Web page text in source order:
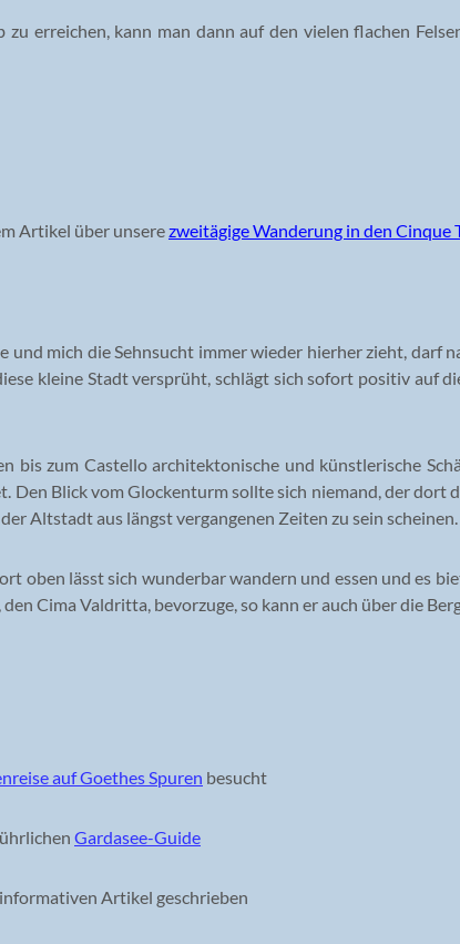
erreichen, kann man dann auf den vielen flachen
Artikel über unserezweitägige Wanderung in den Cinque
und mich die Sehnsucht immer wieder hierher zieht, darf
kleine Stadt versprüht, schlägt sich sofort positiv
bis zum Castello architektonische und künstlerische
Blick vom Glockenturm sollte sich niemand, der dort
Altstadt aus längst vergangenen Zeiten zu sein scheinen.
oben lässt sich wunderbar wandern und essen und es
Cima Valdritta, bevorzuge, so kann er auch über die
auf Goethes Spuren besucht
Gardasee-Guide
Artikel geschrieben